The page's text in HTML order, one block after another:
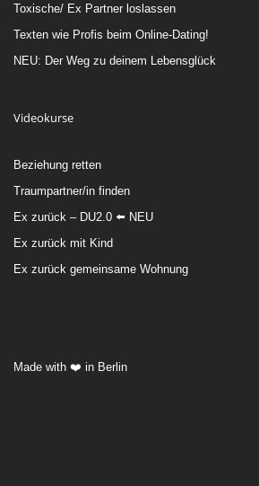
Toxische/ Ex Partner loslassen
Texten wie Profis beim Online-Dating!
NEU: Der Weg zu deinem Lebensglück
Videokurse
Beziehung retten
Traumpartner/in finden
Ex zurück – DU2.0 ⬅️ NEU
Ex zurück mit Kind
Ex zurück gemeinsame Wohnung
Made with ❤️ in Berlin